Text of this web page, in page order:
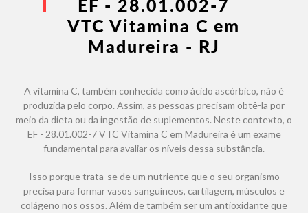
EF - 28.01.002-7
VTC Vitamina C em
Madureira - RJ
A vitamina C, também conhecida como ácido ascórbico, não é
produzida pelo corpo. Assim, as pessoas precisam obtê-la por
meio da dieta ou da ingestão de suplementos. Neste contexto, o
EF - 28.01.002-7 VTC Vitamina C em Madureira é um exame
fundamental para avaliar os níveis dessa substância.
Isso porque trata-se de um nutriente que o seu organismo
precisa para formar vasos sanguíneos, cartilagem, músculos e
colágeno nos ossos. Além de também ser um antioxidante que